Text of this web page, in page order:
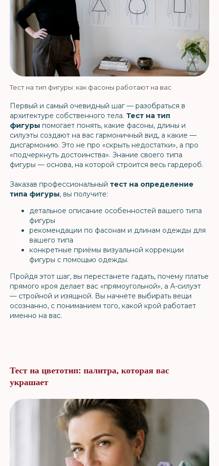
Тест на тип фигуры: как фасоны работают на вас
Первый и самый очевидный шаг — разобраться в
архитектуре собственного тела. Тест на тип
фигуры помогает понять, какие фасоны, длины и
силуэты создают на вас гармоничный вид, а какие —
дисгармонию. Это не про «скрыть недостатки», а про
«подчеркнуть достоинства». Знание своего типа
фигуры — основа, на которой строится весь гардероб.
Заказав профессиональный тест на определение
типа фигуры, вы получите:
детальное описание особенностей вашего типа
фигуры
рекомендации по фасонам и длинам одежды для
вашего типа
конкретные приёмы визуальной коррекции
фигуры с помощью одежды.
Пройдя этот шаг, вы перестанете гадать, почему платье
прямого кроя делает вас «прямоугольной», а А-силуэт
— стройной и изящной. Вы начнёте выбирать вещи
осознанно, с пониманием того, какой крой работает
именно на вас.
Тест на цветотип: палитра, которая вас
украшает